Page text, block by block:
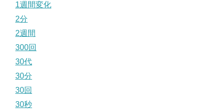
1週間変化
2分
2週間
300回
30代
30分
30回
30秒